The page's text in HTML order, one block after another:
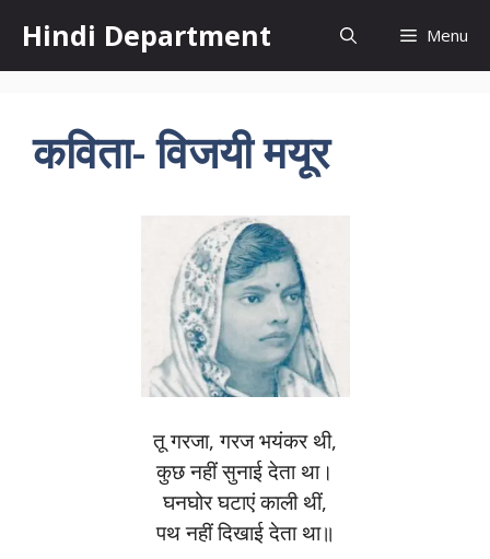
content
Hindi Department Menu
कविता- विजयी मयूर
तू गरजा, गरज भयंकर थी,
कुछ नहीं सुनाई देता था।
घनघोर घटाएं काली थीं,
पथ नहीं दिखाई देता था॥